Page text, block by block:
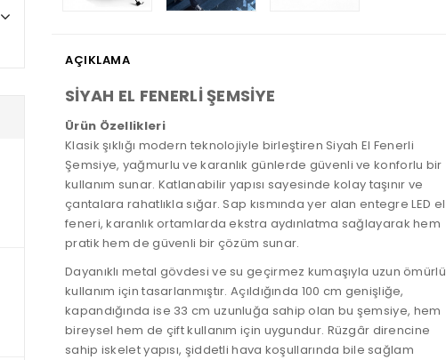
AÇIKLAMA
ChatGPT:
SİYAH EL FENERLİ ŞEMSİYE
Ürün Özellikleri
Klasik şıklığı modern teknolojiyle birleştirenSiyah El Fenerli
Şemsiye, yağmurlu ve karanlık günlerde güvenli ve konforlu bir
kullanım sunar. Katlanabilir yapısı sayesinde kolay taşınır ve
çantalara rahatlıkla sığar. Sap kısmında yer alan entegreLED el
feneri, karanlık ortamlarda ekstra aydınlatma sağlayarak hem
pratik hem de güvenli bir çözüm sunar.
Dayanıklı metal gövdesi ve su geçirmez kumaşıyla uzun ömürlü
kullanım için tasarlanmıştır. Açıldığında 100 cm genişliğe,
kapandığında ise 33 cm uzunluğa sahip olan bu şemsiye, hem
bireysel hem de çift kullanım için uygundur. Rüzgâr direncine
sahip iskelet yapısı, şiddetli hava koşullarında bile sağlam